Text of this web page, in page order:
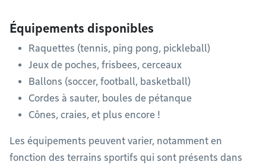
Équipements disponibles
Raquettes (tennis, ping pong, pickleball)
Jeux de poches, frisbees, cerceaux
Ballons (soccer, football, basketball)
Cordes à sauter, boules de pétanque
Cônes, craies, et plus encore !
Les équipements peuvent varier, notamment en
fonction des terrains sportifs qui sont présents dans